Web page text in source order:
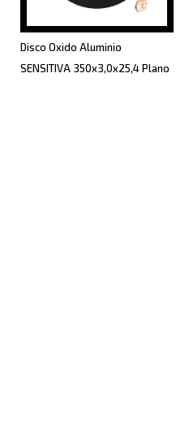
Disco Oxido Aluminio
SENSITIVA 350x3,0x25,4 Plano